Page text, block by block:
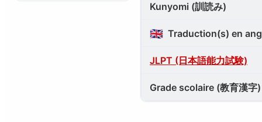
Kunyomi (訓読み)
🇬🇧 Traduction(s) en
JLPT (日本語能力試験)
Grade scolaire (教育漢字)